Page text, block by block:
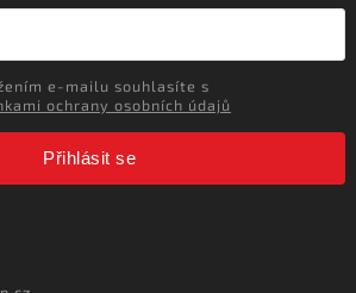
ochrany osobních údajů
Přihlásit se